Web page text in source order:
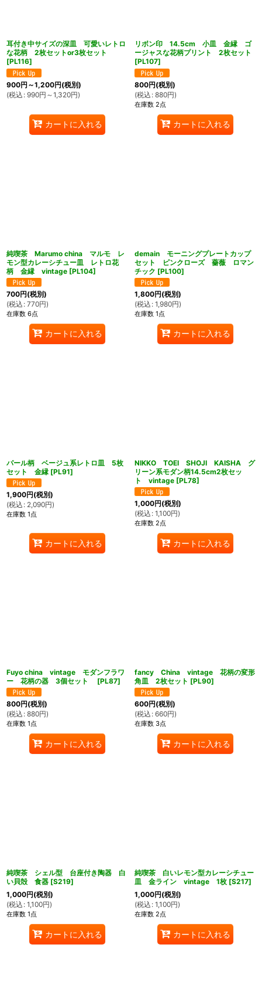
耳付き中サイズの深皿 可愛いレトロ
な花柄 2枚セットor3枚セット
[PL116]
900円 ～1,200円(税別)
(税込 : 990円 ～1,320円)
カートに入れる
リボン印 14.5cm 小皿 金縁 ゴ
ージャスな花柄プリント 2枚セット
[PL107]
800円(税別)
(税込 : 880円)
在庫数 2点
カートに入れる
純喫茶 Marumo china マルモ レ
モン型カレーシチュー皿 レトロ花
柄 金縁 vintage [PL104]
700円(税別)
(税込 : 770円)
在庫数 6点
カートに入れる
demain モーニングプレートカップ
セット ピンクローズ 薔薇 ロマン
チック [PL100]
1,800円(税別)
(税込 : 1,980円)
在庫数 1点
カートに入れる
パール柄 ベージュ系レトロ皿 5枚
セット 金縁 [PL91]
1,900円(税別)
(税込 : 2,090円)
在庫数 1点
カートに入れる
NIKKO TOEI SHOJI KAISHA グ
リーン系モダン柄14.5cm2枚セッ
ト vintage [PL78]
1,000円(税別)
(税込 : 1,100円)
在庫数 2点
カートに入れる
Fuyo china vintage モダンフラワ
ー 花柄の器 3個セット
[PL87]
800円(税別)
(税込 : 880円)
在庫数 1点
カートに入れる
fancy China vintage 花柄の変形
角皿 2枚セット [PL90]
600円(税別)
(税込 : 660円)
在庫数 3点
カートに入れる
純喫茶 シェル型 台座付き陶器 白
い貝殻 食器 [S219]
1,000円(税別)
(税込 : 1,100円)
在庫数 1点
カートに入れる
純喫茶 白いレモン型カレーシチュー
皿 金ライン vintage 1枚 [S217]
1,000円(税別)
(税込 : 1,100円)
在庫数 2点
カートに入れる